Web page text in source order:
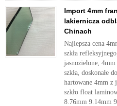
Import 4mm
lakiernicza
Chinach
Najlepsza cena
szkła
jasnozielone,
szkła, doskonałe
hartowane 4mm z
szkło float
8.76mm 9.14mm